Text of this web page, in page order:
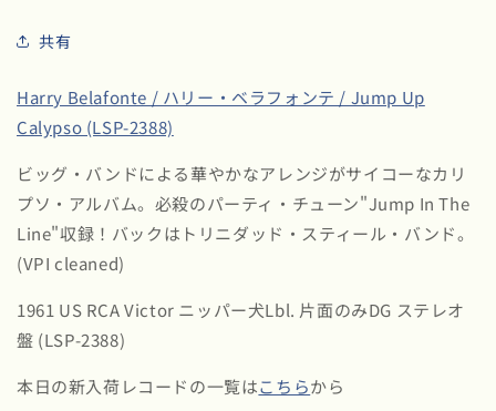
共有
Harry Belafonte / ハリー・ベラフォンテ / Jump Up
Calypso (LSP-2388)
ビッグ・バンドによる華やかなアレンジがサイコーなカリ
プソ・アルバム。必殺のパーティ・チューン"Jump In The
Line"収録！バックはトリニダッド・スティール・バンド。
(VPI cleaned)
1961 US RCA Victor ニッパー犬Lbl. 片面のみDG ステレオ
盤 (LSP-2388)
本日の新入荷レコードの一覧はこちらから